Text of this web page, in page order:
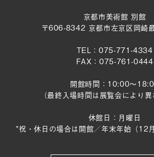
京都市美術館 別館
〒606-8342 京都市左京区岡崎
TEL：075-771-4334
FAX：075-761-0444
開館時間：10:00～
（最終入場時間は展覧会により異
休館日：月曜日
*祝・休日の場合は開館／年末年始（12